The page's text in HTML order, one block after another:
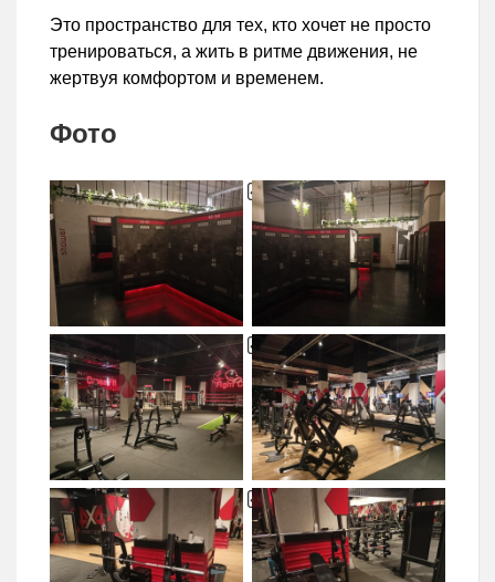
Это пространство для тех, кто хочет не просто
тренироваться, а жить в ритме движения, не
жертвуя комфортом и временем.
Фото